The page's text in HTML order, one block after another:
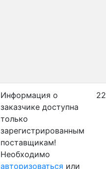
Информация о
заказчике доступна
только
зарегистрированным
поставщикам!
Необходимо
авторизоваться или